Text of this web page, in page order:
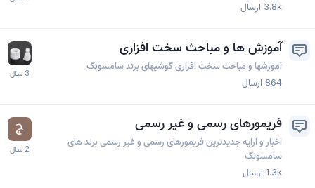
3.8k
ارسال
آموزش ها و مباحث سخت افزاری
آموزشها و مباحث سخت افزاری گوشیهای برند سامسونگ
864
ارسال
فریمورهای رسمی و غیر رسمی
اخبار و ارایه جدیدترین فریمورهای رسمی و غیر رسمی برند های
سامسونگ
1.3k ارسال